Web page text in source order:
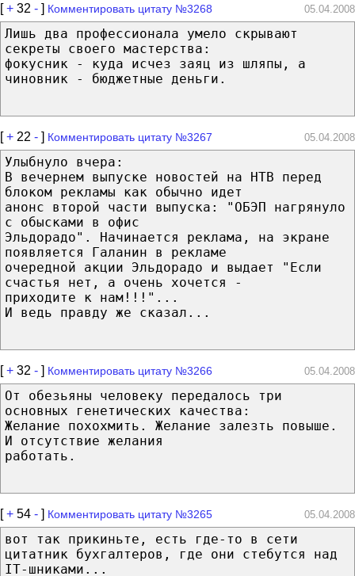
[+ 32 - ] Комментировать цитату №3268 05.04.2008
Лишь два профессионала умело скрывают
секреты своего мастерства:
фокусник - куда исчез заяц из шляпы, а
чиновник - бюджетные деньги.
[+ 22 - ] Комментировать цитату №3267 05.04.2008
Улыбнуло вчера:
В вечернем выпуске новостей на НТВ перед
блоком рекламы как обычно идет
анонс второй части выпуска: "ОБЭП нагрянуло
с обысками в офис
Эльдорадо". Начинается реклама, на экране
появляется Галанин в рекламе
очередной акции Эльдорадо и выдает "Если
счастья нет, а очень хочется -
приходите к нам!!!"...
И ведь правду же сказал...
[+ 32 - ] Комментировать цитату №3266 05.04.2008
От обезьяны человеку передалось три
основных генетических качества:
Желание похохмить. Желание залезть повыше.
И отсутствие желания
работать.
[+ 54 - ] Комментировать цитату №3265 05.04.2008
вот так прикиньте, есть где-то в сети
цитатник бухгалтеров, где они стебутся над
IT-шниками...